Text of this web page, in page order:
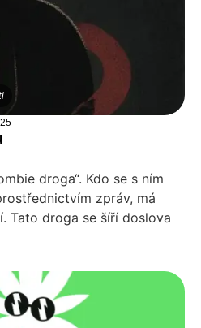
droga“. Kdo se s ním
zpráv, má
Tato droga se šíří doslova